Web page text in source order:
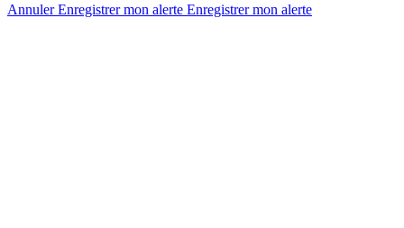
AnnulerEnregistrer mon alerte Enregistrermon alerte